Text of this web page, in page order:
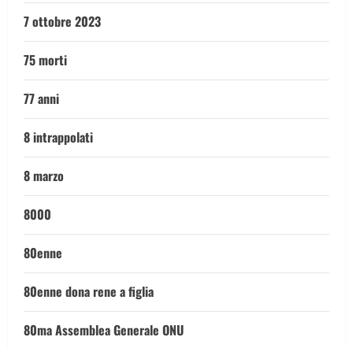
7 ottobre 2023
75 morti
77 anni
8 intrappolati
8 marzo
8000
80enne
80enne dona rene a figlia
80ma Assemblea Generale ONU